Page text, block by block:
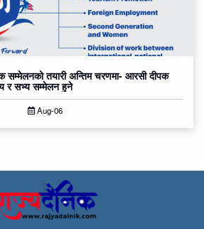
सम्मेलनको तयारी अन्तिम चरणमा- आरसी दीपक
र सभ्य सम्मेलन हुने
Aug-06